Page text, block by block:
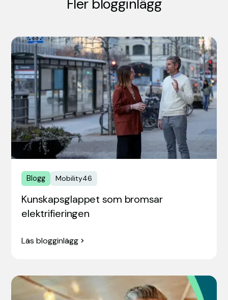
Fler blogginlägg
Blogg Mobility46
Kunskapsglappet som bromsar
elektrifieringen
Läs blogginlägg